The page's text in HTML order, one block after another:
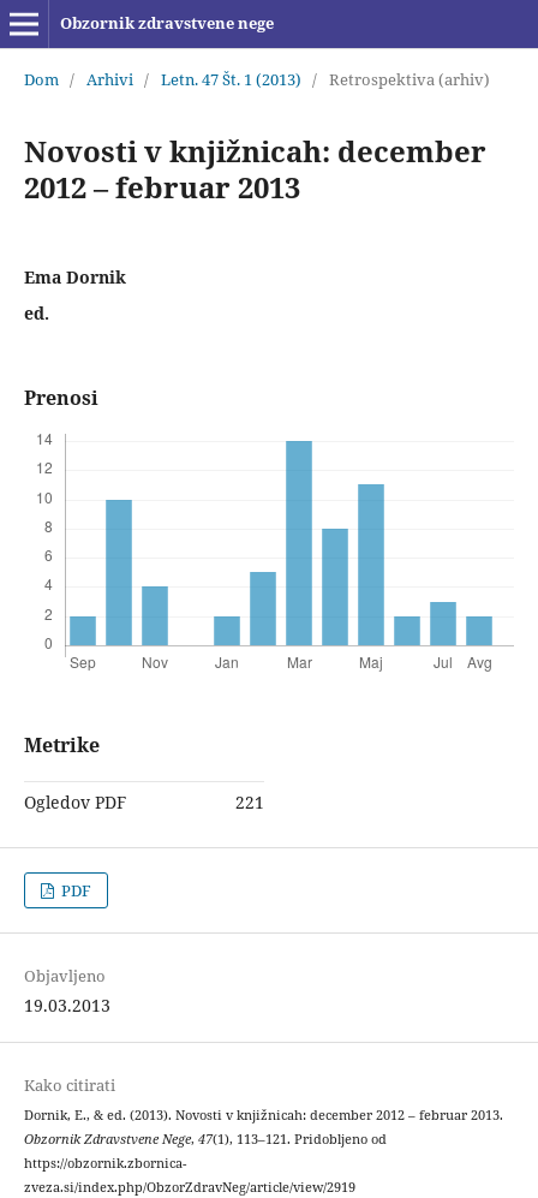
Obzornik zdravstvene nege
Dom / Arhivi / Letn. 47 Št. 1 (2013) / Retrospektiva (arhiv)
Novosti v knjižnicah: december
2012 – februar 2013
Ema Dornik
ed.
Prenosi
Metrike
Ogledov PDF 221
PDF
Objavljeno
19.03.2013
Kako citirati
Dornik, E., & ed. (2013). Novosti v knjižnicah: december 2012 – februar 2013.
Obzornik Zdravstvene Nege, 47(1), 113–121. Pridobljeno od
https://obzornik.zbornica-
zveza.si/index.php/ObzorZdravNeg/article/view/2919